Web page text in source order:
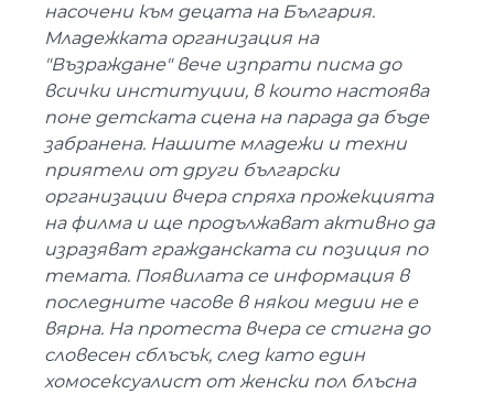
насочени към децата на България.
Младежката организация на
"Възраждане" вече изпрати писма до
всички институции, в които настоява
поне детската сцена на парада да бъде
забранена. Нашите младежи и техни
приятели от други български
организации вчера спряха прожекцията
на филма и ще продължават активно да
изразяват гражданската си позиция по
темата. Появилата се информация в
последните часове в някои медии не е
вярна. На протеста вчера се стигна до
словесен сблъсък, след като един
хомосексуалист от женски пол блъсна